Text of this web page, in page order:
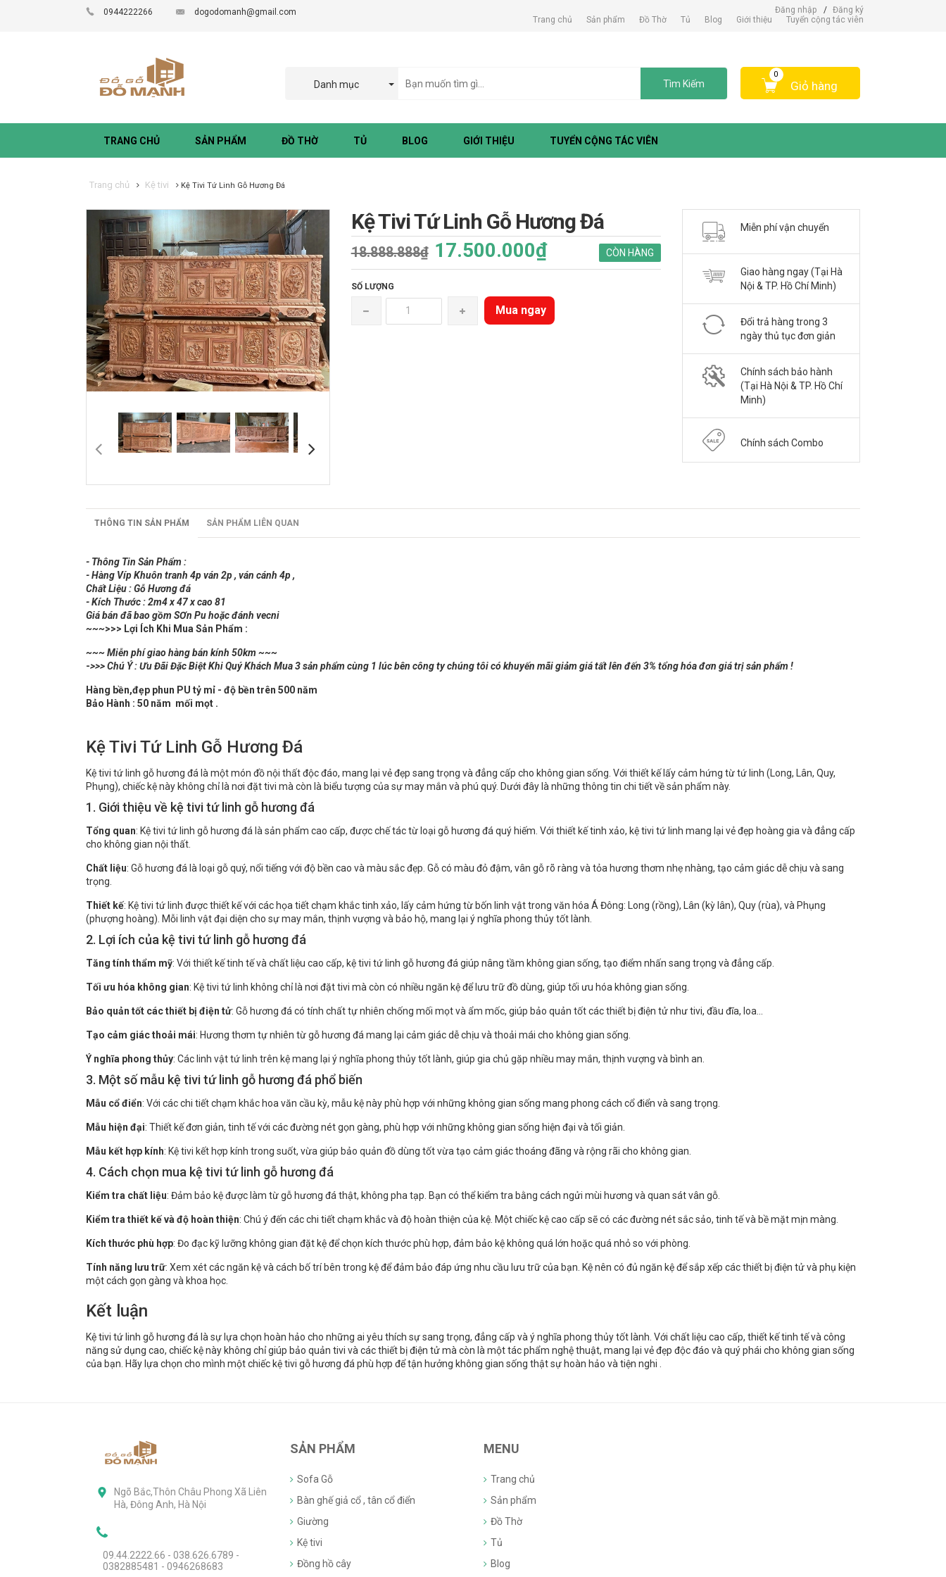
0944222266 dogodomanh@gmail.com Đăng nhập / Đăng ký
Trang chủ
Sản phẩm Đồ Thờ Tủ Blog Giới thiệu Tuyển cộng tác viên
Danh mục Tìm Kiếm Giỏ hàng
0
TRANG CHỦ SẢN PHẨM ĐỒ THỜ TỦ BLOG GIỚI THIỆU TUYỂN CỘNG TÁC VIÊN
Trang chủ Kệ tivi Kệ Tivi Tứ Linh Gỗ Hương Đá
Kệ Tivi Tứ Linh Gỗ Hương Đá
CÒN HÀNG
18.888.888₫ 17.500.000₫
SỐ LƯỢNG
Mua ngay
Miễn phí vận chuyển
Giao hàng ngay (Tại Hà
Nội & TP. Hồ Chí Minh)
Đổi trả hàng trong 3
ngày thủ tục đơn giản
Chính sách bảo hành
(Tại Hà Nội & TP. Hồ Chí
Minh)
Chính sách Combo
THÔNG TIN SẢN PHẨM SẢN PHẨM LIÊN QUAN
- Thông Tin Sản Phẩm :
- Hàng Víp Khuôn tranh 4p ván 2p , ván cánh 4p ,
Chất Liệu : Gỗ Hương đá
- Kích Thước : 2m4 x 47 x cao 81
Giá bán đã bao gồm SƠn Pu hoặc đánh vecni
~~~>>> Lợi Ích Khi Mua Sản Phẩm :
~~~ Miễn phí giao hàng bán kính 50km ~~~
->>> Chú Ý : Ưu Đãi Đặc Biệt Khi Quý Khách Mua 3 sản phẩm cùng 1 lúc bên công ty chúng tôi có khuyến mãi giảm giá tất lên đến 3% tổng hóa đơn giá trị sản phẩm !
Hàng bền,đẹp phun PU tỷ mỉ - độ bền trên 500 năm
Bảo Hành : 50 năm mối mọt .
Kệ Tivi Tứ Linh Gỗ Hương Đá
Kệ tivi tứ linh gỗ hương đá là một món đồ nội thất độc đáo, mang lại vẻ đẹp sang trọng và đẳng cấp cho không gian sống. Với thiết kế lấy cảm hứng từ tứ linh (Long, Lân, Quy,
Phụng), chiếc kệ này không chỉ là nơi đặt tivi mà còn là biểu tượng của sự may mắn và phú quý. Dưới đây là những thông tin chi tiết về sản phẩm này.
1. Giới thiệu về kệ tivi tứ linh gỗ hương đá
Tổng quan: Kệ tivi tứ linh gỗ hương đá là sản phẩm cao cấp, được chế tác từ loại gỗ hương đá quý hiếm. Với thiết kế tinh xảo, kệ tivi tứ linh mang lại vẻ đẹp hoàng gia và đẳng cấp
cho không gian nội thất.
Chất liệu: Gỗ hương đá là loại gỗ quý, nổi tiếng với độ bền cao và màu sắc đẹp. Gỗ có màu đỏ đậm, vân gỗ rõ ràng và tỏa hương thơm nhẹ nhàng, tạo cảm giác dễ chịu và sang
trọng.
Thiết kế: Kệ tivi tứ linh được thiết kế với các họa tiết chạm khắc tinh xảo, lấy cảm hứng từ bốn linh vật trong văn hóa Á Đông: Long (rồng), Lân (kỳ lân), Quy (rùa), và Phụng
(phượng hoàng). Mỗi linh vật đại diện cho sự may mắn, thịnh vượng và bảo hộ, mang lại ý nghĩa phong thủy tốt lành.
2. Lợi ích của kệ tivi tứ linh gỗ hương đá
Tăng tính thẩm mỹ: Với thiết kế tinh tế và chất liệu cao cấp, kệ tivi tứ linh gỗ hương đá giúp nâng tầm không gian sống, tạo điểm nhấn sang trọng và đẳng cấp.
Tối ưu hóa không gian: Kệ tivi tứ linh không chỉ là nơi đặt tivi mà còn có nhiều ngăn kệ để lưu trữ đồ dùng, giúp tối ưu hóa không gian sống.
Bảo quản tốt các thiết bị điện tử: Gỗ hương đá có tính chất tự nhiên chống mối mọt và ẩm mốc, giúp bảo quản tốt các thiết bị điện tử như tivi, đầu đĩa, loa...
Tạo cảm giác thoải mái: Hương thơm tự nhiên từ gỗ hương đá mang lại cảm giác dễ chịu và thoải mái cho không gian sống.
Ý nghĩa phong thủy: Các linh vật tứ linh trên kệ mang lại ý nghĩa phong thủy tốt lành, giúp gia chủ gặp nhiều may mắn, thịnh vượng và bình an.
3. Một số mẫu kệ tivi tứ linh gỗ hương đá phổ biến
Mẫu cổ điển: Với các chi tiết chạm khắc hoa văn cầu kỳ, mẫu kệ này phù hợp với những không gian sống mang phong cách cổ điển và sang trọng.
Mẫu hiện đại: Thiết kế đơn giản, tinh tế với các đường nét gọn gàng, phù hợp với những không gian sống hiện đại và tối giản.
Mẫu kết hợp kính: Kệ tivi kết hợp kính trong suốt, vừa giúp bảo quản đồ dùng tốt vừa tạo cảm giác thoáng đãng và rộng rãi cho không gian.
4. Cách chọn mua kệ tivi tứ linh gỗ hương đá
Kiểm tra chất liệu: Đảm bảo kệ được làm từ gỗ hương đá thật, không pha tạp. Bạn có thể kiểm tra bằng cách ngửi mùi hương và quan sát vân gỗ.
Kiểm tra thiết kế và độ hoàn thiện: Chú ý đến các chi tiết chạm khắc và độ hoàn thiện của kệ. Một chiếc kệ cao cấp sẽ có các đường nét sắc sảo, tinh tế và bề mặt mịn màng.
Kích thước phù hợp: Đo đạc kỹ lưỡng không gian đặt kệ để chọn kích thước phù hợp, đảm bảo kệ không quá lớn hoặc quá nhỏ so với phòng.
Tính năng lưu trữ: Xem xét các ngăn kệ và cách bố trí bên trong kệ để đảm bảo đáp ứng nhu cầu lưu trữ của bạn. Kệ nên có đủ ngăn kệ để sắp xếp các thiết bị điện tử và phụ kiện
một cách gọn gàng và khoa học.
Kết luận
Kệ tivi tứ linh gỗ hương đá là sự lựa chọn hoàn hảo cho những ai yêu thích sự sang trọng, đẳng cấp và ý nghĩa phong thủy tốt lành. Với chất liệu cao cấp, thiết kế tinh tế và công
năng sử dụng cao, chiếc kệ này không chỉ giúp bảo quản tivi và các thiết bị điện tử mà còn là một tác phẩm nghệ thuật, mang lại vẻ đẹp độc đáo và quý phái cho không gian sống
của bạn. Hãy lựa chọn cho mình một chiếc kệ tivi gỗ hương đá phù hợp để tận hưởng không gian sống thật sự hoàn hảo và tiện nghi .
Ngõ Bắc,Thôn Châu Phong Xã Liên
Hà, Đông Anh, Hà Nội
09.44.2222.66 - 038.626.6789 -
0382885481 - 0946268683
SẢN PHẨM
Sofa Gỗ
Bàn ghế giả cổ , tân cổ điển
Giường
Kệ tivi
Đồng hồ cây
MENU
Trang chủ
Sản phẩm
Đồ Thờ
Tủ
Blog